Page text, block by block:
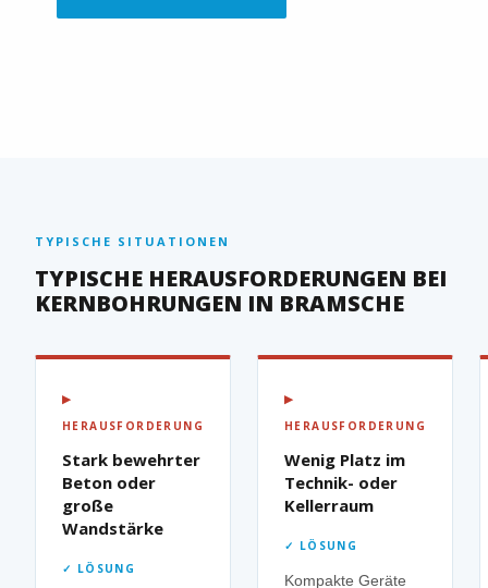
TYPISCHE SITUATIONEN
TYPISCHE HERAUSFORDERUNGEN BEI
KERNBOHRUNGEN IN BRAMSCHE
▶
HERAUSFORDERUNG
Stark bewehrter
Beton oder
große
Wandstärke
✓ LÖSUNG
▶
HERAUSFORDERUNG
Wenig Platz im
Technik- oder
Kellerraum
✓ LÖSUNG
Kompakte Geräte